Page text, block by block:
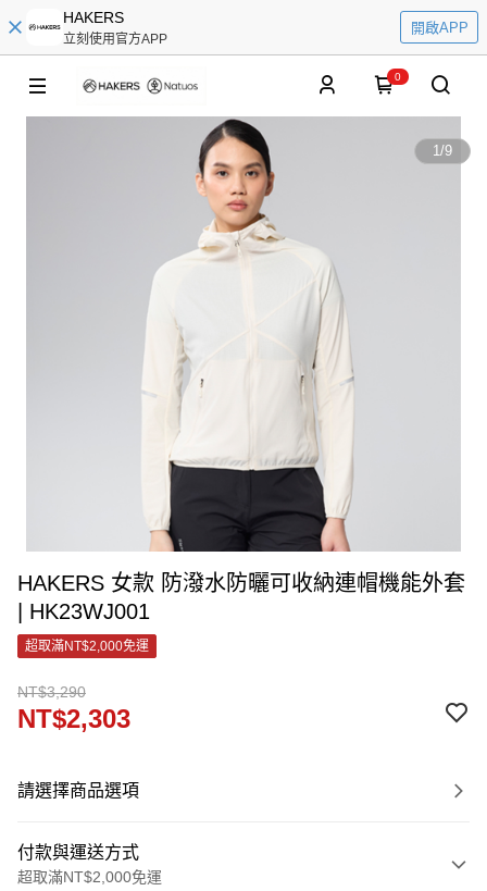
HAKERS
立刻使用官方APP
開啟APP
0
1/9
HAKERS 女款 防潑水防曬可收納連帽機能外套
| HK23WJ001
超取滿NT$2,000免運
NT$3,290
NT$2,303
請選擇商品選項
付款與運送方式
超取滿NT$2,000免運